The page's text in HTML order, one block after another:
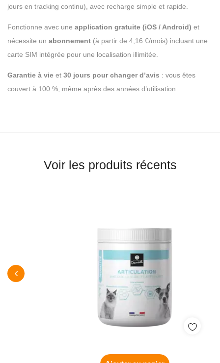
jours en tracking continu), avec recharge simple et rapide.
Fonctionne avec une application gratuite (iOS / Android) et
nécessite un abonnement (à partir de 4,16 €/mois) incluant une
carte SIM intégrée pour une localisation illimitée.
Garantie à vie et 30 jours pour changer d’avis : vous êtes
couvert à 100 %, même après des années d’utilisation.
Voir les produits récents